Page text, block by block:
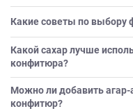
Какие советы по выбору
Какой сахар лучше
конфитюра?
Можно ли добавить
конфитюр?